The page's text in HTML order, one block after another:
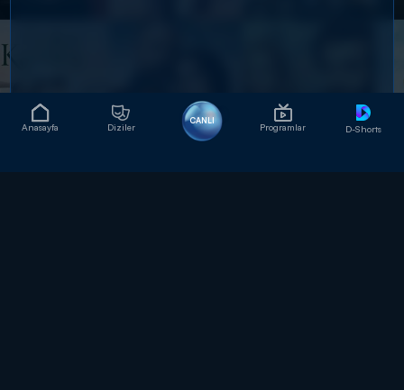
Anasayfa Diziler
CANLI
Programlar D-Shorts